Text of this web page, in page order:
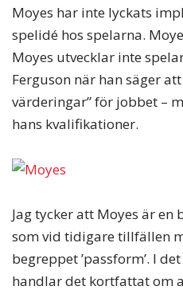
Moyes har inte lyckats
spelidé hos spelarna.
Moyes utvecklar inte
Ferguson när han säger
värderingar” för jobbet –
hans kvalifikationer.
Jag tycker att Moyes är en
som vid tidigare tillfällen
begreppet ’passform’. I
handlar det kortfattat om